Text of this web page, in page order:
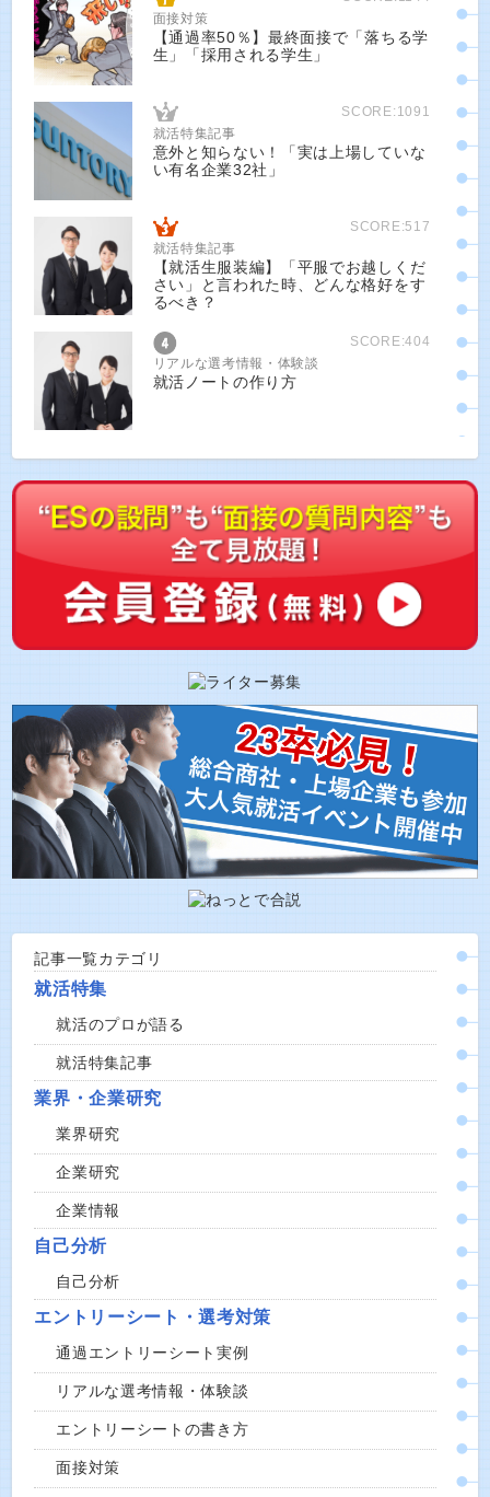
面接対策
【通過率50％】最終面接で「落ちる学
生」「採用される学生」
SCORE:1091
就活特集記事
意外と知らない！「実は上場していな
い有名企業32社」
SCORE:517
就活特集記事
【就活生服装編】「平服でお越しくだ
さい」と言われた時、どんな格好をす
るべき？
SCORE:404
リアルな選考情報・体験談
就活ノートの作り方
記事一覧カテゴリ
就活特集
就活のプロが語る
就活特集記事
業界・企業研究
業界研究
企業研究
企業情報
自己分析
自己分析
エントリーシート・選考対策
通過エントリーシート実例
リアルな選考情報・体験談
エントリーシートの書き方
面接対策